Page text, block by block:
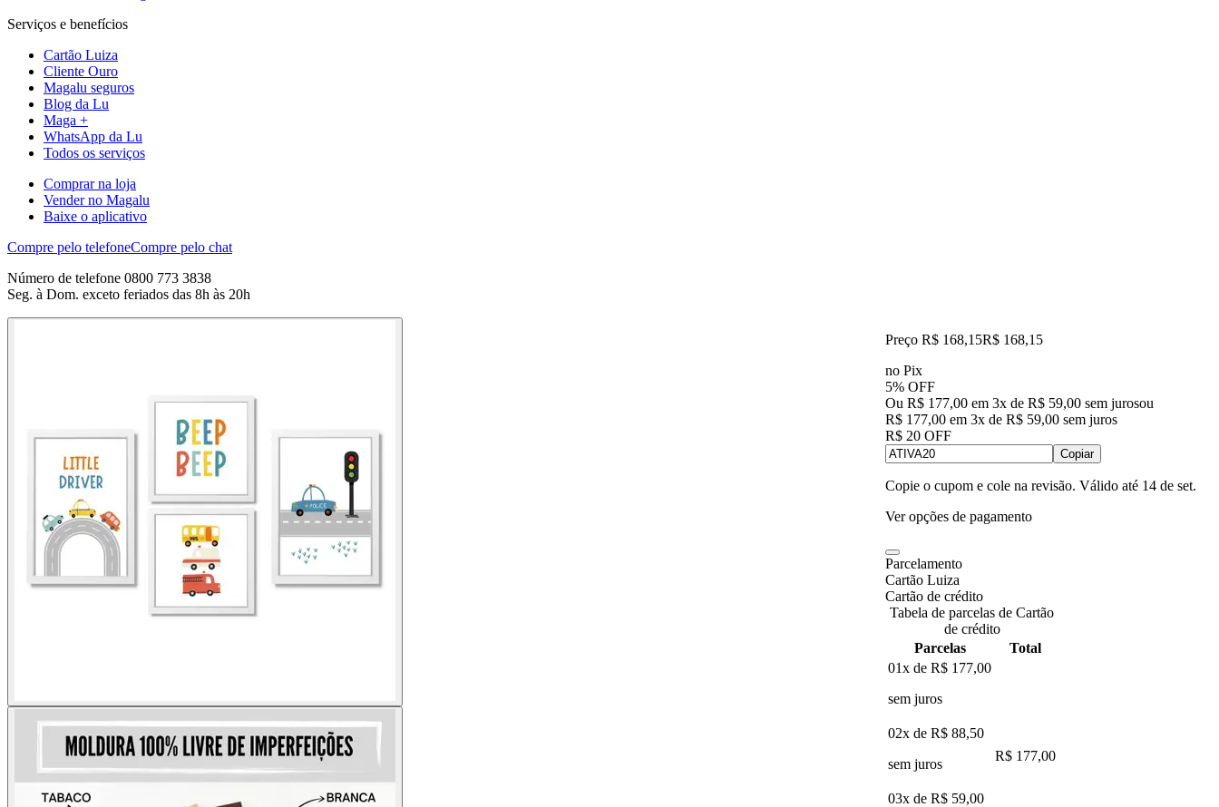
Serviços e benefícios
Cartão Luiza
Cliente Ouro
Magalu seguros
Blog da Lu
Maga +
WhatsApp da Lu
Todos os serviços
Comprar na loja
Vender no Magalu
Baixe o aplicativo
Compre pelo telefoneCompre pelo chat
Número de telefone 0800 773 3838
Seg. à Dom. exceto feriados das 8h às 20h
Preço R$ 168,15R$ 168,15
no Pix
5% OFF
Ou R$ 177,00 em 3x de R$ 59,00 sem jurosou
R$ 177,00 em 3x de R$ 59,00 sem juros
R$ 20 OFF
Copiar
Copie o cupom e cole na revisão. Válido até 14 de set.
Ver opções de pagamento
Parcelamento
Cartão Luiza
Cartão de crédito
Tabela de parcelas de Cartão
de crédito
Parcelas
Total
01x de R$ 177,00
sem juros
02x de R$ 88,50
sem juros
R$ 177,00
03x de R$ 59,00